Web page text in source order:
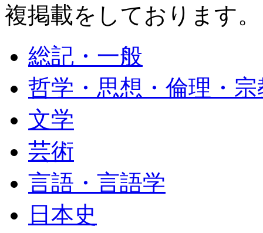
複掲載をしております。
総記・一般
哲学・思想・倫理・宗
文学
芸術
言語・言語学
日本史